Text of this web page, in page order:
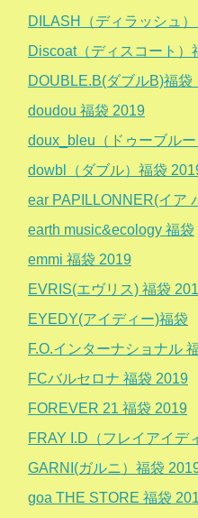
DILASH（ディラッシュ
Discoat（ディスコート）
DOUBLE.B(ダブルB)福袋
doudou 福袋 2019
doux_bleu（ドゥーブル
dowbl（ダブル）福袋
ear PAPILLONNER(イア
earth music&ecology 福袋
emmi 福袋 2019
EVRIS(エヴリス) 福袋
EYEDY(アイディー)福袋
F.O.インターナショナル
FCバルセロナ 福袋 2019
FOREVER 21 福袋 2019
FRAY I.D（フレイアイデ
GARNI(ガルニ）福袋
goa THE STORE 福袋